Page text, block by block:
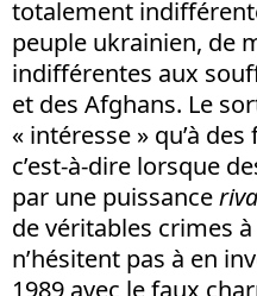
totalement
peuple ukrainien, de
indifférentes aux
et des Afghans. Le
« intéresse » qu’à
c’est-à-dire lorsque
par une puissance
de véritables crimes
n’hésitent pas à en
1989 avec le faux